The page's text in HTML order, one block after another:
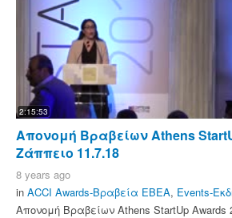
2:15:53
Απονομή Βραβείων Athens
Ζάππειο 11.7.18
8 years ago
in ACCI Awards-Βραβεία ΕΒΕΑ, Events-
Απονομή Βραβείων Athens StartUp Awards